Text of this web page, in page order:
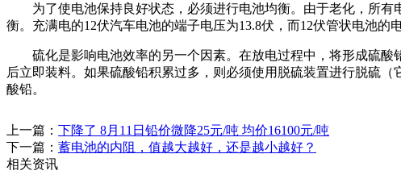
为了使电池保持良好状态，必须进行电池均衡。由于老化，所有
衡。充满电的12伏汽车电池的端子电压为13.8伏，而12伏管状电池的
硫化是影响电池效率的另一个因素。在放电过程中，将形成硫酸
后立即装料。如果硫酸铅积累过多，则必须使用脱硫装置进行脱硫
酸铅。
上一篇： 下降了 8月11日铅价微降25元/吨 均价16100元/吨
下一篇： 蓄电池的内阻，值越大越好，还是越小越好？
相关资讯